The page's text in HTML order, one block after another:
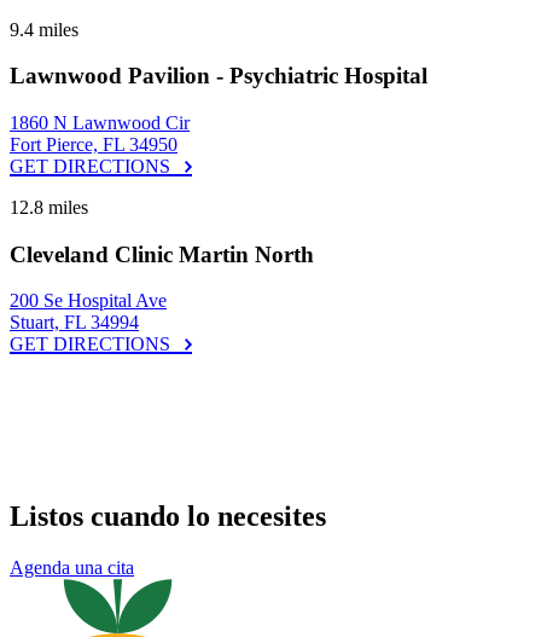
9.4 miles
Lawnwood Pavilion - Psychiatric Hospital
1860 N Lawnwood Cir
Fort Pierce, FL 34950
GET DIRECTIONS
12.8 miles
Cleveland Clinic Martin North
200 Se Hospital Ave
Stuart, FL 34994
GET DIRECTIONS
Listos cuando lo necesites
Agenda una cita